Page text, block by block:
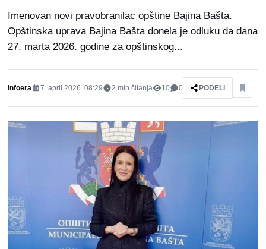
Imenovan novi pravobranilac opštine Bajina Bašta.
Opštinska uprava Bajina Bašta donela je odluku da dana
27. marta 2026. godine za opštinskog...
Infoera 7. april 2026. 08:29 2 min čitanja 10 0 PODELI